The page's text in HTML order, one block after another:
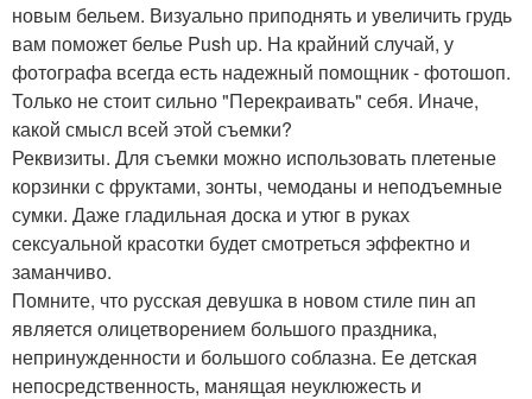
новым бельем. Визуально приподнять и увеличить грудь
вам поможет белье Push up. На крайний случай, у
фотографа всегда есть надежный помощник - фотошоп.
Только не стоит сильно "Перекраивать" себя. Иначе,
какой смысл всей этой съемки?
Реквизиты. Для съемки можно использовать плетеные
корзинки с фруктами, зонты, чемоданы и неподъемные
сумки. Даже гладильная доска и утюг в руках
сексуальной красотки будет смотреться эффектно и
заманчиво.
Помните, что русская девушка в новом стиле пин ап
является олицетворением большого праздника,
непринужденности и большого соблазна. Ее детская
непосредственность, манящая неуклюжесть и